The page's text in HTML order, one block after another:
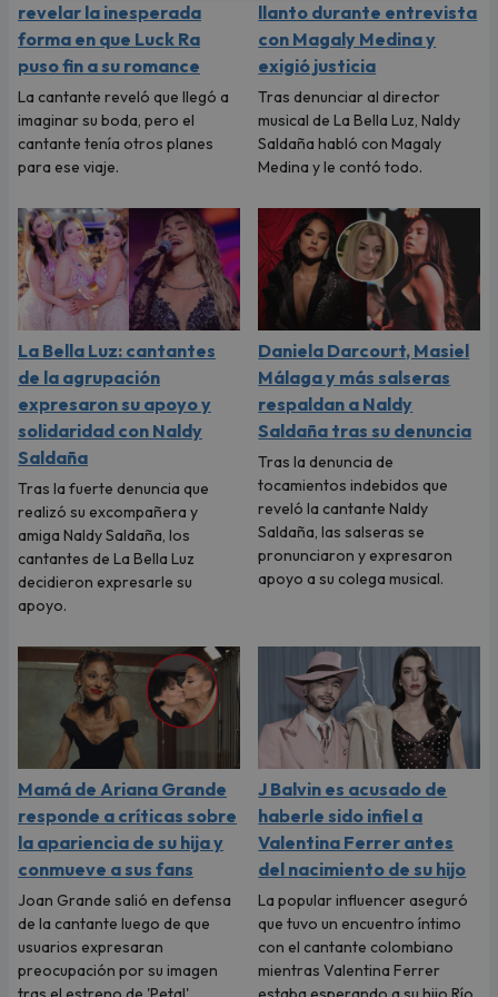
revelar la inesperada
forma en que Luck Ra
puso fin a su romance
La cantante reveló que llegó a
imaginar su boda, pero el
cantante tenía otros planes
para ese viaje.
llanto durante entrevista
con Magaly Medina y
exigió justicia
Tras denunciar al director
musical de La Bella Luz, Naldy
Saldaña habló con Magaly
Medina y le contó todo.
La Bella Luz: cantantes
de la agrupación
expresaron su apoyo y
solidaridad con Naldy
Saldaña
Tras la fuerte denuncia que
realizó su excompañera y
amiga Naldy Saldaña, los
cantantes de La Bella Luz
decidieron expresarle su
apoyo.
Daniela Darcourt, Masiel
Málaga y más salseras
respaldan a Naldy
Saldaña tras su denuncia
Tras la denuncia de
tocamientos indebidos que
reveló la cantante Naldy
Saldaña, las salseras se
pronunciaron y expresaron
apoyo a su colega musical.
Mamá de Ariana Grande
responde a críticas sobre
la apariencia de su hija y
conmueve a sus fans
Joan Grande salió en defensa
de la cantante luego de que
usuarios expresaran
preocupación por su imagen
J Balvin es acusado de
haberle sido infiel a
Valentina Ferrer antes
del nacimiento de su hijo
La popular influencer aseguró
que tuvo un encuentro íntimo
con el cantante colombiano
mientras Valentina Ferrer